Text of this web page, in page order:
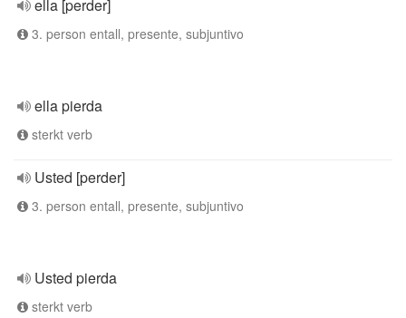
ella [perder]
3. person entall, presente, subjuntivo
ella pierda
sterkt verb
Usted [perder]
3. person entall, presente, subjuntivo
Usted pierda
sterkt verb